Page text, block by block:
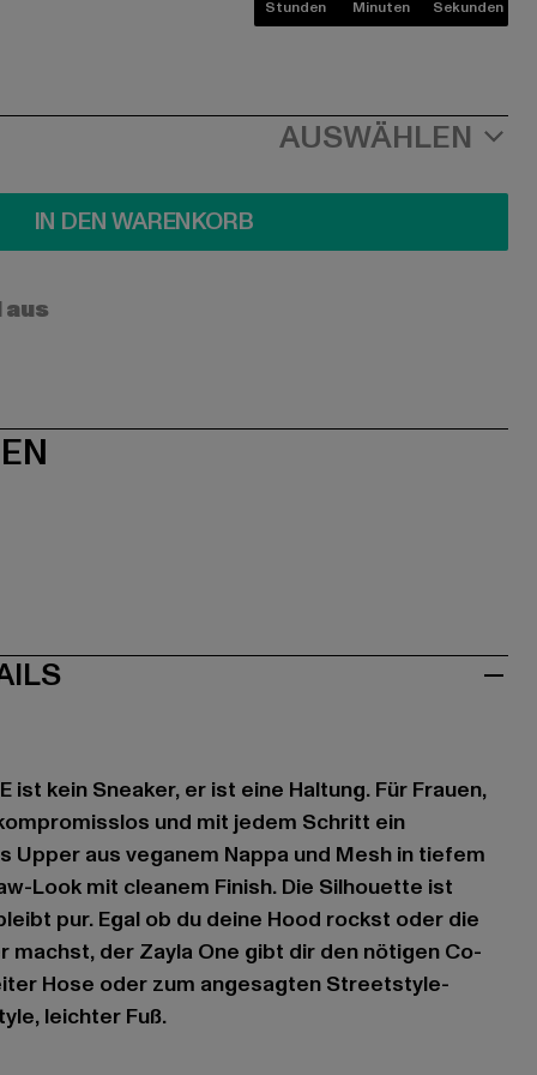
Stunden Minuten Sekunden
AUSWÄHLEN
IN DEN WARENKORB
ist kein Sneaker, er ist eine Haltung. Für Frauen,
und mit jedem Schritt ein
Upper aus veganem Nappa und Mesh in tiefem
Look mit cleanem Finish. Die Silhouette ist
pur. Egal ob du deine Hood rockst oder die
machst, der Zayla One gibt dir den nötigen Co-
Hose oder zum angesagten Streetstyle-
leichter Fuß.